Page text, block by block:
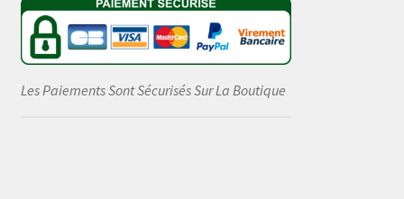
Les Paiements Sont Sécurisés Sur La Boutique